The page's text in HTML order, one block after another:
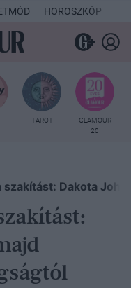
HOROSZKÓP
TAROT
GLAMOUR
20
szakítást: Dakota